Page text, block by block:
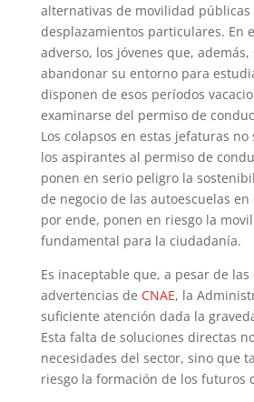
alternativas de movilidad públicas
desplazamientos particulares. En
adverso, los jóvenes que,
abandonar su entorno para
disponen de esos períodos
examinarse del permiso de
Los colapsos en estas jefaturas
los aspirantes al permiso de
ponen en serio peligro la
de negocio de las autoescuelas
por ende, ponen en riesgo la
fundamental para la ciudadanía.
Es inaceptable que, a pesar de las
advertencias de CNAE, la
suficiente atención dada la
Esta falta de soluciones directas
necesidades del sector, sino que
riesgo la formación de los futuros